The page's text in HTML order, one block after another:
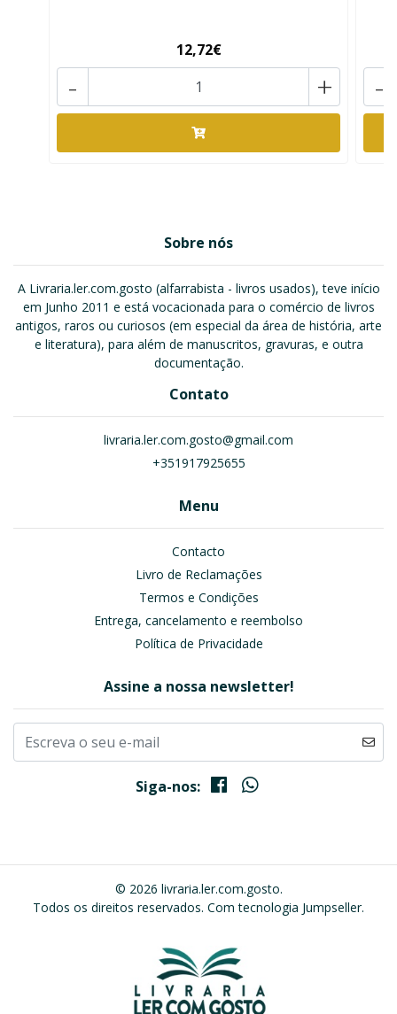
12,72€
+
- -
Sobre nós
A Livraria.ler.com.gosto (alfarrabista - livros usados), teve início
em Junho 2011 e está vocacionada para o comércio de livros
antigos, raros ou curiosos (em especial da área de história, arte
e literatura), para além de manuscritos, gravuras, e outra
documentação.
Contato
livraria.ler.com.gosto@gmail.com
+351917925655
Menu
Contacto
Livro de Reclamações
Termos e Condições
Entrega, cancelamento e reembolso
Política de Privacidade
Assine a nossa newsletter!
Siga-nos:
© 2026 livraria.ler.com.gosto.
Todos os direitos reservados. Com tecnologia Jumpseller.